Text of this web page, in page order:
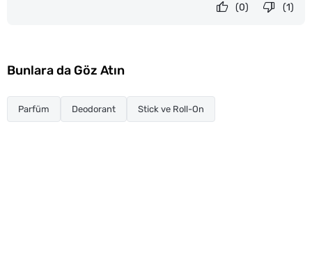
(1)
(0)
Bunlara da Göz Atın
Parfüm Deodorant Stick ve Roll-On